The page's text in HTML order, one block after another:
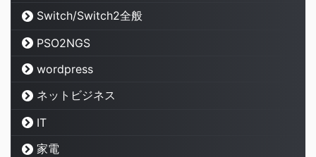
Switch/Switch2全般
PSO2NGS
wordpress
ネットビジネス
IT
家電